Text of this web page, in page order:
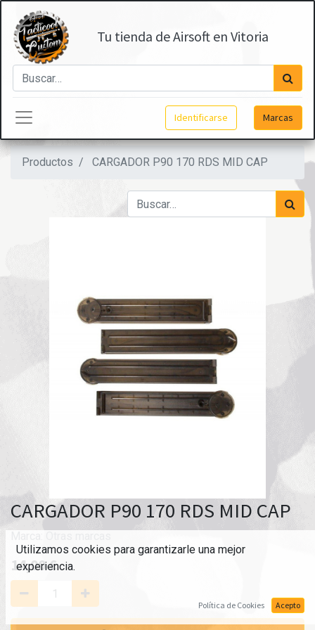
Tu tienda de Airsoft en Vitoria
Identificarse Marcas
Productos CARGADOR P90 170 RDS MID CAP
CARGADOR P90 170 RDS MID CAP
14,00€
Utilizamos cookies para garantizarle una mejor
experiencia.
Política de Cookies Acepto